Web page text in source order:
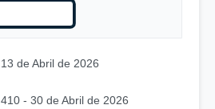
13 de Abril de 2026
410 - 30 de Abril de 2026